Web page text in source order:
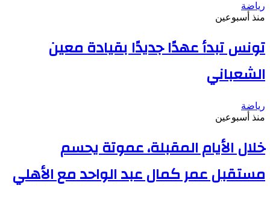
رياضة
منذ أسبوعين
تونس تبدأ عهدًا جديدًا بقيادة معين
الشعباني
رياضة
منذ أسبوعين
خلال الأيام المقبلة، عموتة يحسم
مستقبل عمر كمال عبد الواحد مع الأهلي